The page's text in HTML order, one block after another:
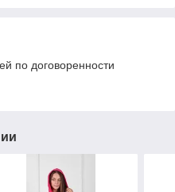
по договоренности